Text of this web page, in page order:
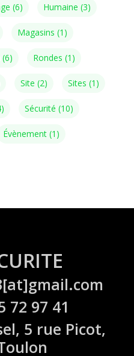
(6) Humaine (3)
Magasins (1)
(6) Rondes (1)
Site (2) Sites (1)
Sécurité (10)
Évènement(1)
72 97 41
5 rue Picot,